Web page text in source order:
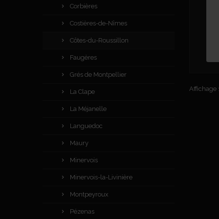
Corbières
Costières-de-Nîmes
Côtes-du-Roussillon
Faugères
Grés de Montpellier
La Clape
La Méjanelle
Languedoc
Maury
Minervois
Minervois-la-Livinière
Montpeyroux
Pézenas
Affichage